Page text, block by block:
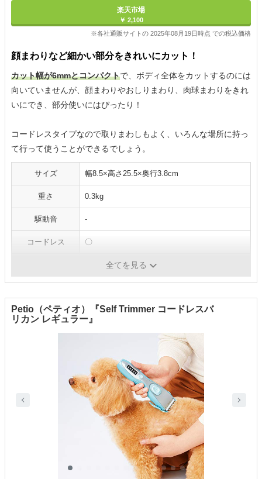
楽天市場
￥ 2,100
※各社通販サイトの 2025年08月19日時点 での税込価格
顔まわりなど細かい部分をきれいにカット！
カット幅が6mmとコンパクトで、ボディ全体をカットするのには
向いていませんが、顔まわりやおしりまわり、肉球まわりをきれ
いにでき、部分使いにはぴったり！
コードレスタイプなので取りまわしもよく、いろんな場所に持っ
て行って使うことができるでしょう。
サイズ 幅8.5×高さ25.5×奥行3.8cm
重さ 0.3kg
駆動音 -
コードレス 〇
全てを見る
Petio（ペティオ）『Self Trimmer コードレスバ
リカン レギュラー』